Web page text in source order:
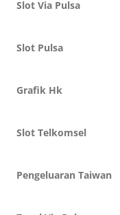
Slot Via Pulsa
Slot Pulsa
Grafik Hk
Slot Telkomsel
Pengeluaran Taiwan